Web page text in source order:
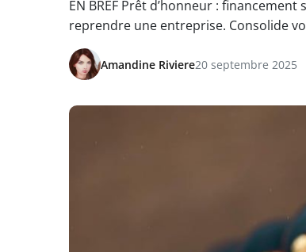
EN BREF Prêt d’honneur :
reprendre une entreprise. Consolide
Amandine Riviere20 septembre 2025